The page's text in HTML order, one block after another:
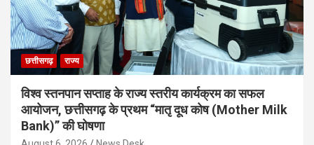
छत्तीसगढ़ राज्य
विश्व स्तनपान सप्ताह के राज्य स्तरीय कार्यक्रम का सफल
आयोजन, छत्तीसगढ़ के प्रथम “मातृ दूध कोष (Mother Milk
Bank)” की घोषणा